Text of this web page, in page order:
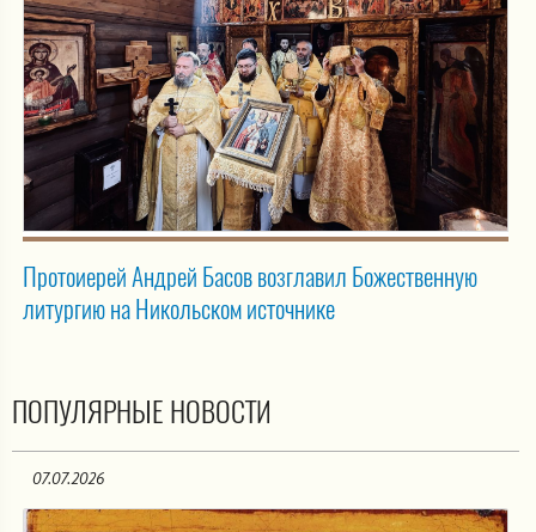
Протоиерей Андрей Басов возглавил Божественную
литургию на Никольском источнике
ПОПУЛЯРНЫЕ НОВОСТИ
07.07.2026